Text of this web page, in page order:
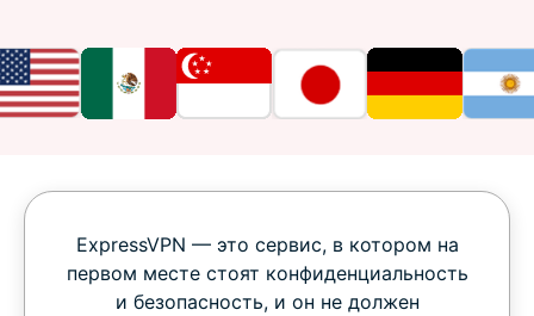
ExpressVPN — это сервис, в котором на
первом месте стоят конфиденциальность
и безопасность, и он не должен